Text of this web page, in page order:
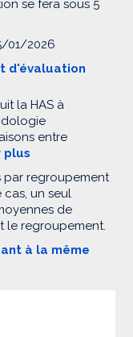
se fera sous 5
01/2026
d'évaluation
la HAS à
entre
plus
par regroupement
un seul
de
le regroupement.
à la même